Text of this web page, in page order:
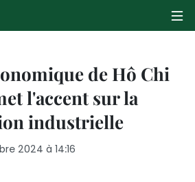
PAGE D'ACCUEIL
POLITIQUE
de Hô Chi
l'accent sur la
industrielle
2024 à 14:16